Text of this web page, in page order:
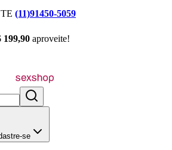
(11)91450-5059
199,90 aproveite!